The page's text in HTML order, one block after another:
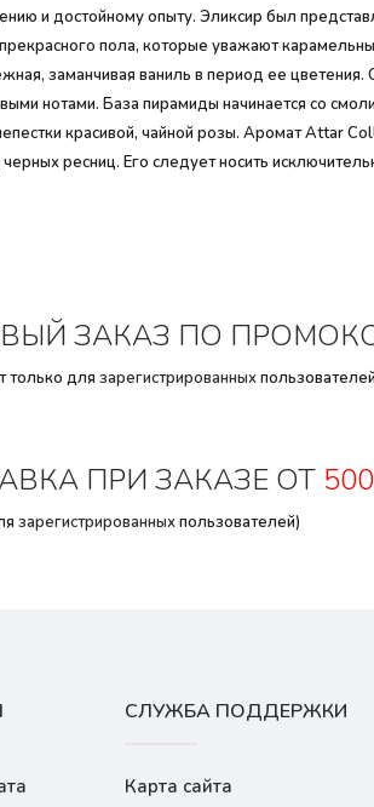
и достойному опыту. Эликсир был
пола, которые уважают
заманчивая ваниль в период ее
нотами. База пирамиды начинается со
красивой, чайной розы. Аромат Attar
ресниц. Его следует носить
ЗАКАЗ ПО
только для зарегистрированных
ПРИ ЗАКАЗЕ ОТ
зарегистрированныхпользователей)
СЛУЖБА ПОДДЕРЖКИ
Карта сайта